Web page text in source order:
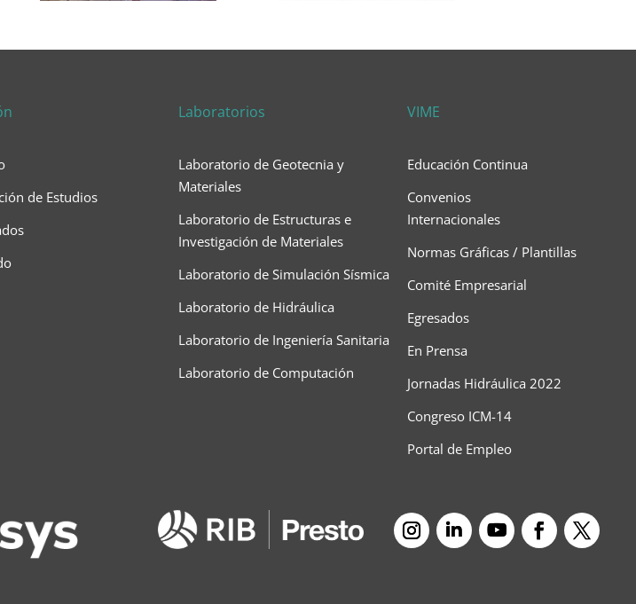
de Estudios
Laboratorios
Laboratorio de Geotecnia y
Materiales
Laboratorio de Estructuras e
Investigación de Materiales
Laboratorio de Simulación Sísmica
Laboratorio de Hidráulica
Laboratorio de Ingeniería Sanitaria
Laboratorio de Computación
VIME
Educación Continua
Convenios
Internacionales
Normas Gráficas / Plantillas
Comité Empresarial
Egresados
En Prensa
Jornadas Hidráulica 2022
Congreso ICM-14
Portal de Empleo